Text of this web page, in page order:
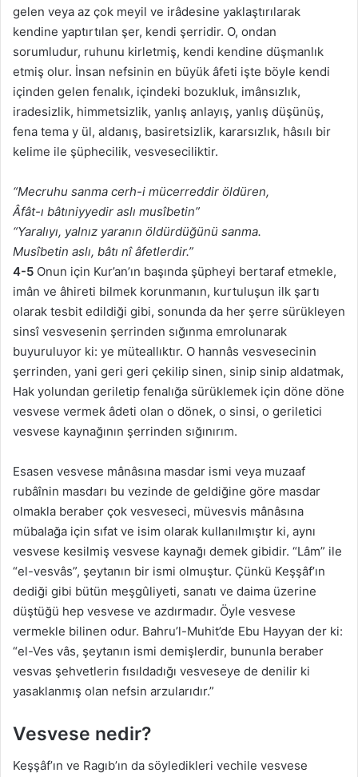
gelen veya az çok meyil ve irâdesine yaklaştırılarak
kendine yaptırtılan şer, kendi şerridir. O, ondan
sorumludur, ruhunu kirletmiş, kendi kendine düşmanlık
etmiş olur. İnsan nefsinin en büyük âfeti işte böyle kendi
içinden gelen fenalık, içindeki bozukluk, imânsızlık,
iradesizlik, himmetsizlik, yanlış anlayış, yanlış düşünüş,
fena tema y ül, aldanış, basiretsizlik, kararsızlık, hâsılı bir
kelime ile şüphecilik, vesveseciliktir.
“Mecruhu sanma cerh-i mücerreddir öldüren,
Âfât-ı bâtıniyyedir aslı musîbetin”
“Yaralıyı, yalnız yaranın öldürdüğünü sanma.
Musîbetin aslı, bâtı nî âfetlerdir.”
4-5 Onun için Kur’an’ın başında şüpheyi bertaraf etmekle,
imân ve âhireti bilmek korunmanın, kurtuluşun ilk şartı
olarak tesbit edildiği gibi, sonunda da her şerre sürükleyen
sinsî vesvesenin şerrinden sığınma emrolunarak
buyuruluyor ki: ye müteallıktır. O hannâs vesvesecinin
şerrinden, yani geri geri çekilip sinen, sinip sinip aldatmak,
Hak yolundan geriletip fenalığa sürüklemek için döne döne
vesvese vermek âdeti olan o dönek, o sinsi, o geriletici
vesvese kaynağının şerrinden sığınırım.
Esasen vesvese mânâsına masdar ismi veya muzaaf
rubâînin masdarı bu vezinde de geldiğine göre masdar
olmakla beraber çok vesveseci, müvesvis mânâsına
mübalağa için sıfat ve isim olarak kullanılmıştır ki, aynı
vesvese kesilmiş vesvese kaynağı demek gibidir. “Lâm” ile
“el-vesvâs”, şeytanın bir ismi olmuştur. Çünkü Keşşâf’ın
dediği gibi bütün meşgûliyeti, sanatı ve daima üzerine
düştüğü hep vesvese ve azdırmadır. Öyle vesvese
vermekle bilinen odur. Bahru’l-Muhit’de Ebu Hayyan der ki:
“el-Ves vâs, şeytanın ismi demişlerdir, bununla beraber
vesvas şehvetlerin fısıldadığı vesveseye de denilir ki
yasaklanmış olan nefsin arzularıdır.”
Vesvese nedir?
Keşşâf’ın ve Ragıb’ın da söyledikleri vechile vesvese